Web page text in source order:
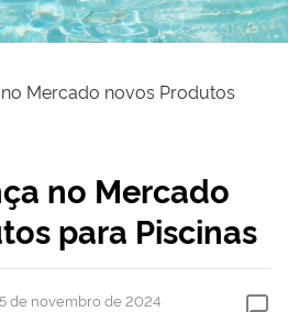
Mercado novos Produtos
no Mercado
para Piscinas
5 de novembro de 2024